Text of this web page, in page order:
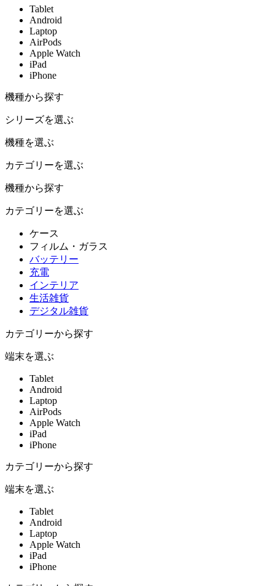
Tablet
Android
Laptop
AirPods
Apple Watch
iPad
iPhone
機種から探す
シリーズを選ぶ
機種を選ぶ
カテゴリーを選ぶ
機種から探す
カテゴリーを選ぶ
ケース
フィルム・ガラス
バッテリー
充電
インテリア
生活雑貨
デジタル雑貨
カテゴリーから探す
端末を選ぶ
Tablet
Android
Laptop
AirPods
Apple Watch
iPad
iPhone
カテゴリーから探す
端末を選ぶ
Tablet
Android
Laptop
Apple Watch
iPad
iPhone